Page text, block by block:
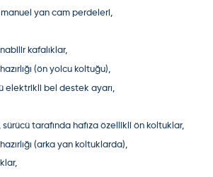
yan cam perdeleri,
kafalıklar,
(ön yolcu koltuğu),
elektrikli bel destek ayarı,
tarafında hafıza özellikli ön koltuklar,
(arka yan koltuklarda),